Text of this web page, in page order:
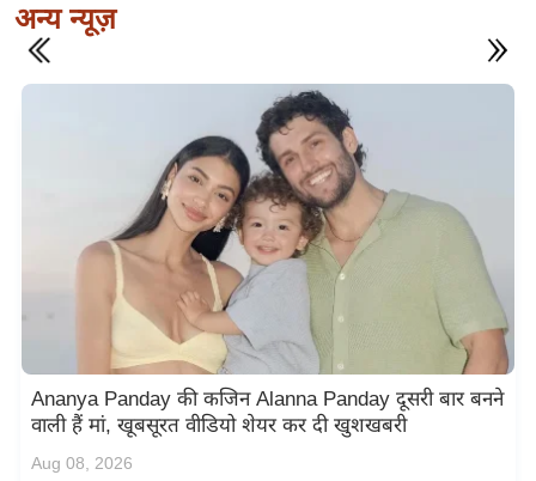
अन्य न्यूज़
Ananya Panday की कजिन Alanna Panday दूसरी बार बनने
वाली हैं मां, खूबसूरत वीडियो शेयर कर दी खुशखबरी
Aug 08, 2026